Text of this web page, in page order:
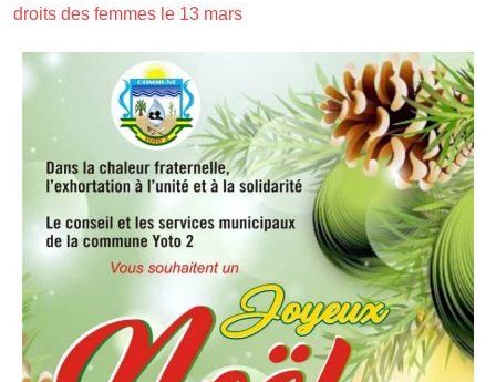
droits des femmes le 13 mars